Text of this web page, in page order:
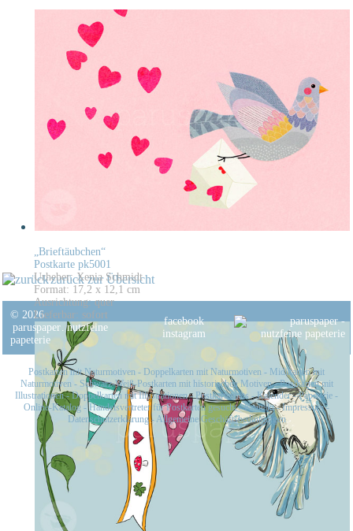
„Brieftäubchen“
Postkarte pk5001
Urheber: Xenia Schmidt
Format: 17,2 x 12,1 cm
Ausrichtung: quer
Lieferbar: sofort
zurück zur Übersicht
© 2026
paruspaper. nutzfeine
papeterie
facebook
instagram
Postkarten mit Naturmotiven - Doppelkarten mit Naturmotiven - Midikarten mit
Naturmotiven - Schwarz-Weiß-Postkarten mit historischen Motiven-Postkarten mit
Illustrationen-Doppelkarten mit Illustrationen-Postkartensets-Kalender-Papeterie -
Online-Katalog -Handelsvertreter für Postkarten gesucht-Kontakt-Impressum-
Datenschutzerklärung- Allgemeine Geschäftsbedingungen